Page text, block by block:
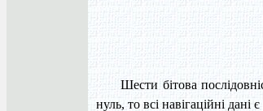
Шести бітова
нуль, то всі навігаційні